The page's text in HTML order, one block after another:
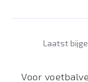
Laatst
Voor